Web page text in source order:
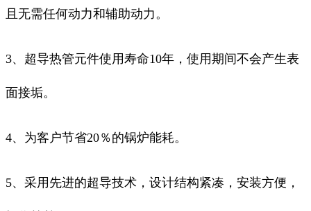
且无需任何动力和辅助动力。
3、超导热管元件使用寿命10年，使用期间不会产生表
面接垢。
4、为客户节省20％的锅炉能耗。
5、采用先进的超导技术，设计结构紧凑，安装方便，